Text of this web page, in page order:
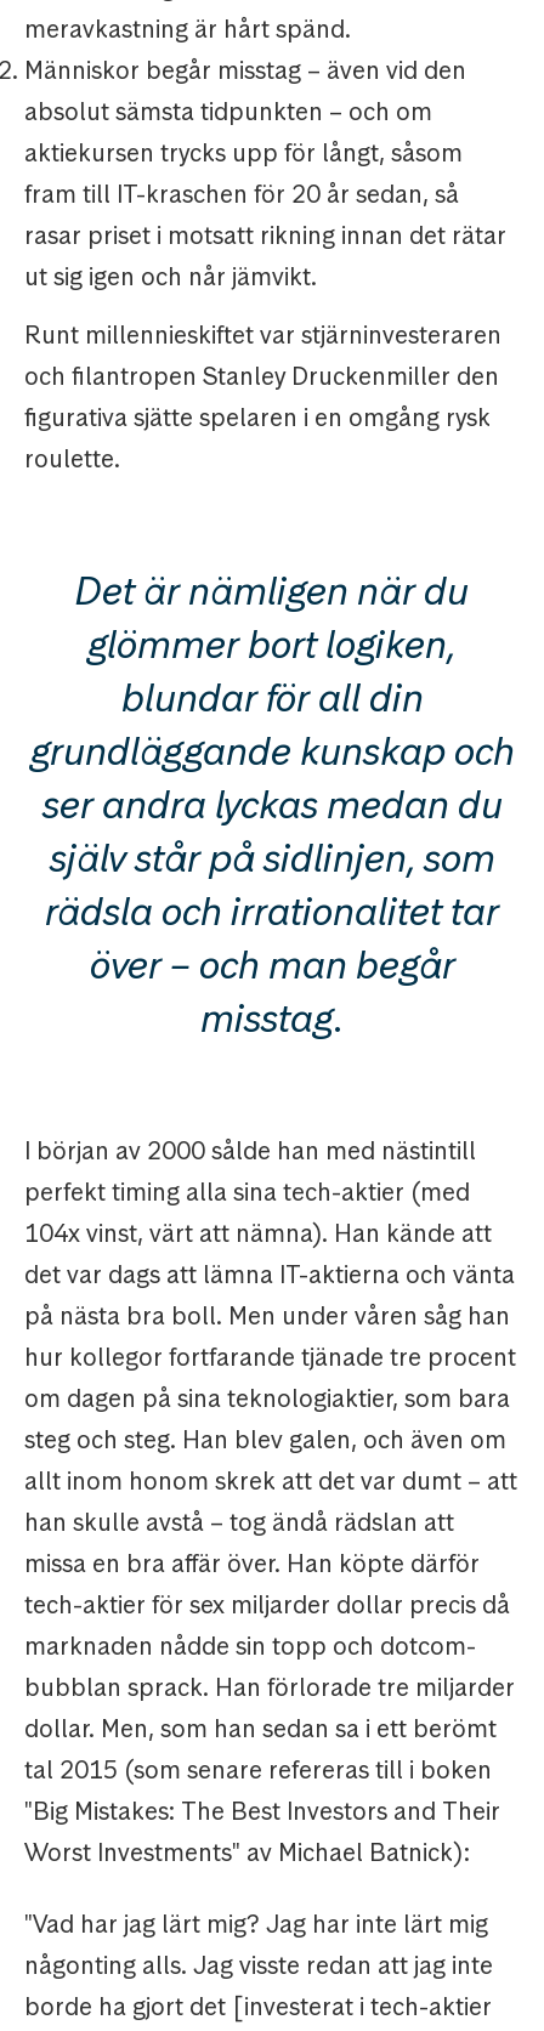
meravkastning är hårt spänd.
Människor begår misstag – även vid den
absolut sämsta tidpunkten – och om
aktiekursen trycks upp för långt, såsom
fram till IT-kraschen för 20 år sedan, så
rasar priset i motsatt rikning innan det rätar
ut sig igen och når jämvikt.
Runt millennieskiftet var stjärninvesteraren
och filantropen Stanley Druckenmiller den
figurativa sjätte spelaren i en omgång rysk
roulette.
Det är nämligen när du
glömmer bort logiken,
blundar för all din
grundläggande kunskap och
ser andra lyckas medan du
själv står på sidlinjen, som
rädsla och irrationalitet tar
över – och man begår
misstag.
I början av 2000 sålde han med nästintill
perfekt timing alla sina tech-aktier (med
104x vinst, värt att nämna). Han kände att
det var dags att lämna IT-aktierna och vänta
på nästa bra boll. Men under våren såg han
hur kollegor fortfarande tjänade tre procent
om dagen på sina teknologiaktier, som bara
steg och steg. Han blev galen, och även om
allt inom honom skrek att det var dumt – att
han skulle avstå – tog ändå rädslan att
missa en bra affär över. Han köpte därför
tech-aktier för sex miljarder dollar precis då
marknaden nådde sin topp och dotcom-
bubblan sprack. Han förlorade tre miljarder
dollar. Men, som han sedan sa i ett berömt
tal 2015 (som senare refereras till i boken
"Big Mistakes: The Best Investors and Their
Worst Investments" av Michael Batnick):
"Vad har jag lärt mig? Jag har inte lärt mig
någonting alls. Jag visste redan att jag inte
borde ha gjort det [investerat i tech-aktier